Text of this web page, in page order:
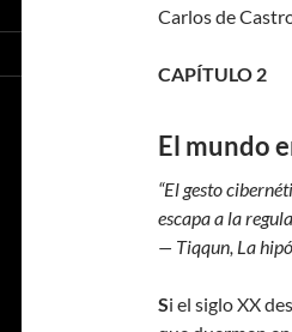
Carlos de
CAPÍTULO 2
El mundo
“El gesto
escapa a la
— Tiqqun, La
Si el siglo XX